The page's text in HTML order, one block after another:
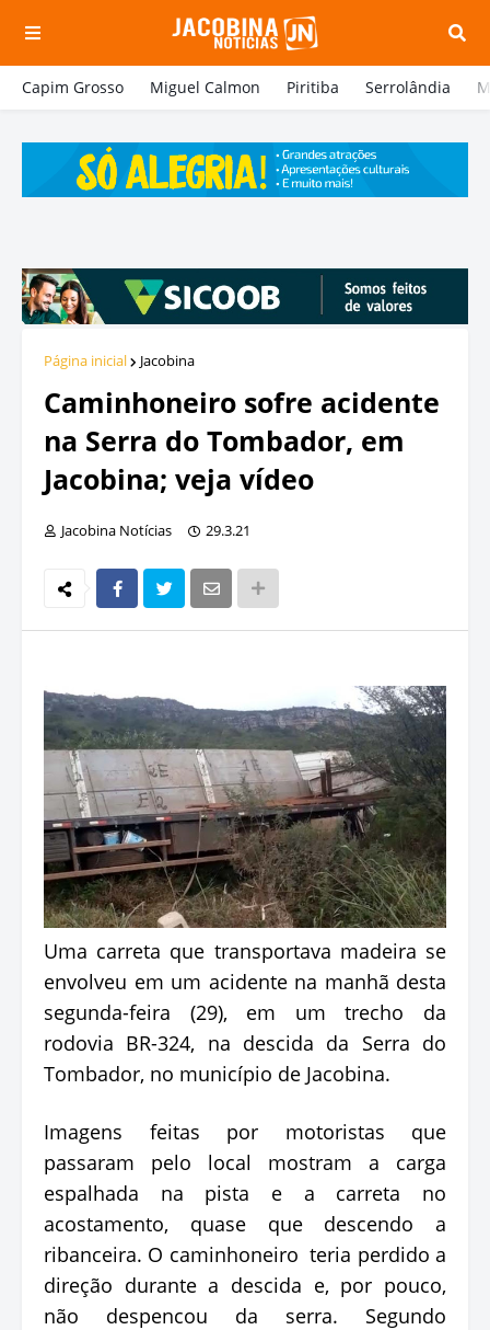
Capim Grosso Miguel Calmon Piritiba Serrolândia
Página inicial Jacobina
Caminhoneiro sofre acidente
na Serra do Tombador, em
Jacobina; veja vídeo
Jacobina Notícias 29.3.21
Uma carreta que transportava madeira se
envolveu em um acidente na manhã desta
segunda-feira (29), em um trecho da
rodovia BR-324, na descida da Serra do
Tombador, no município de Jacobina.
Imagens feitas por motoristas que
passaram pelo local mostram a carga
espalhada na pista e a carreta no
acostamento, quase que descendo a
ribanceira. O caminhoneiro teria perdido a
direção durante a descida e, por pouco,
não despencou da serra. Segundo